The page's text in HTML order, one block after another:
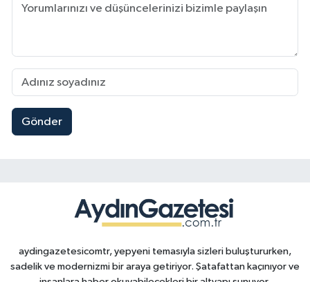
Gönder
aydingazetesicomtr, yepyeni temasıyla sizleri buluştururken,
sadelik ve modernizmi bir araya getiriyor. Şatafattan kaçınıyor ve